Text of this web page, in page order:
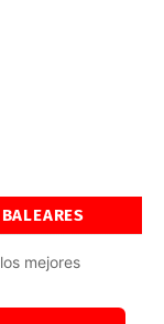
mejores